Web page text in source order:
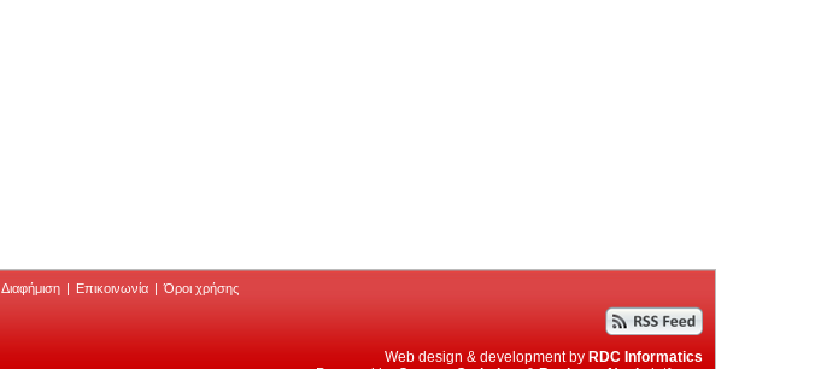
Διαφήμιση | Επικοινωνία | Όροι χρήσης
Web design & development by RDC Informatics